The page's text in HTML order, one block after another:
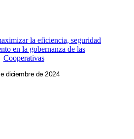
la eficiencia, seguridad
en la gobernanza de las
Cooperativas
diciembre de 2024